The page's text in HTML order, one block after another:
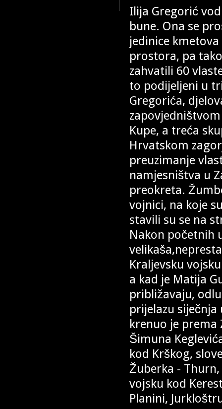
Ilija Gregorić
bune. Ona se
jedinice
prostora, pa
zahvatili 60
to podijeljeni u
Gregorića,
Kupe, a treća
Hrvatskom
preuzimanje
namjesništva u
preokreta.
vojnici, na koje
stavili su se na
Nakon početnih
Kraljevsku
a kad je Matija
približavaju,
prijelazu siječnja
krenuo je
Šimuna
kod Krškog,
Žuberka -
vojsku kod
Planini,